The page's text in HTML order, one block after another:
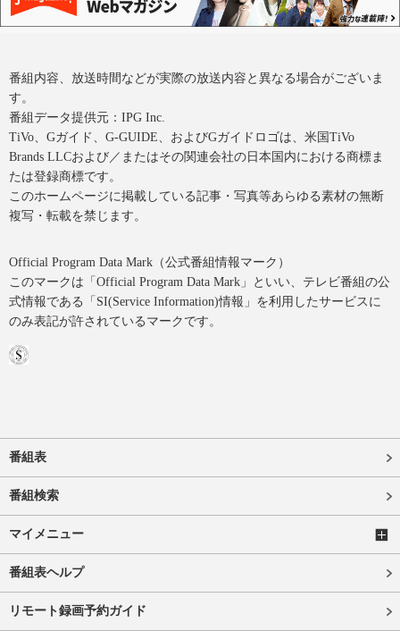
番組内容、放送時間などが実際の放送内容と異なる場合がございま
す。
番組データ提供元：IPG Inc.
TiVo、Gガイド、G-GUIDE、およびGガイドロゴは、米国TiVo
Brands LLCおよび／またはその関連会社の日本国内における商標ま
たは登録商標です。
このホームページに掲載している記事・写真等あらゆる素材の無断
複写・転載を禁じます。
Official Program Data Mark（公式番組情報マーク）
このマークは「Official Program Data Mark」といい、テレビ番組の公
式情報である「SI(Service Information)情報」を利用したサービスに
のみ表記が許されているマークです。
番組表
番組検索
マイメニュー
番組表ヘルプ
リモート録画予約ガイド